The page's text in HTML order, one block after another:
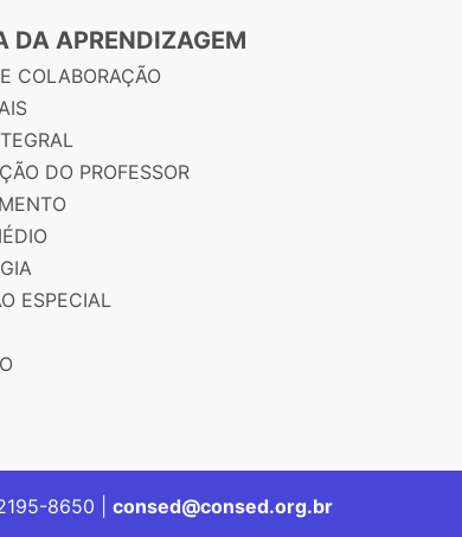
DA APRENDIZAGEM
COLABORAÇÃO
DO PROFESSOR
ESPECIAL
8650 | consed@consed.org.br